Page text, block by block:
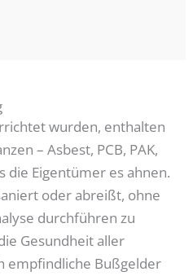
wurden, enthalten
– Asbest, PCB, PAK,
die Eigentümer es ahnen.
oder abreißt, ohne
durchführen zu
Gesundheit aller
empfindliche Bußgelder